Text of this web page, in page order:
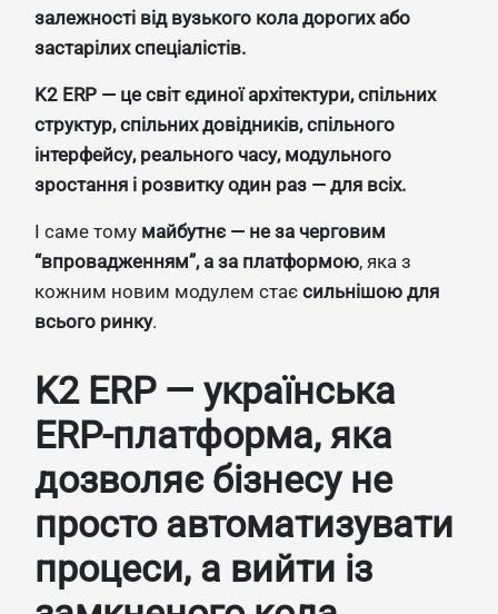
залежності від вузького кола дорогих або
застарілих спеціалістів.
K2 ERP — це світ єдиної архітектури, спільних
структур, спільних довідників, спільного
інтерфейсу, реального часу, модульного
зростання і розвитку один раз — для всіх.
І саме тому майбутнє — не за черговим
“впровадженням”, а за платформою, яка з
кожним новим модулем стає сильнішою для
всього ринку.
K2 ERP — українська
ERP-платформа, яка
дозволяє бізнесу не
просто автоматизувати
процеси, а вийти із